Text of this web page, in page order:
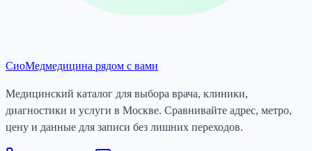
СиоМедмедицина рядом с вами
Медицинский каталог для выбора врача, клиники,
диагностики и услуги в Москве. Сравнивайте адрес, метро,
цену и данные для записи без лишних переходов.